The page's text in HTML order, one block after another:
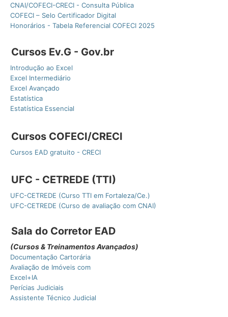
CNAI/COFECI-CRECI - Consulta Pública
COFECI – Selo Certificador Digital
Honorários - Tabela Referencial COFECI 2025
Cursos Ev.G - Gov.br
Introdução ao Excel
Excel Intermediário
Excel Avançado
Estatística
Estatística Essencial
Cursos COFECI/CRECI
Cursos EAD gratuito - CRECI
UFC - CETREDE (TTI)
UFC-CETREDE (Curso TTI em Fortaleza/Ce.)
UFC-CETREDE (Curso de avaliação com CNAI)
Sala do Corretor EAD
(Cursos & Treinamentos Avançados)
Documentação Cartorária
Avaliação de Imóveis com
Excel+IA
Perícias Judiciais
Assistente Técnico Judicial